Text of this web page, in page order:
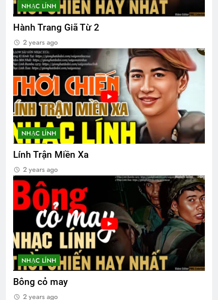
NHẠC LÍNH
Hành Trang Giã Từ 2
2 years ago
NHẠC LÍNH
Lính Trận Miền Xa
2 years ago
NHẠC LÍNH
Bông cỏ may
2 years ago